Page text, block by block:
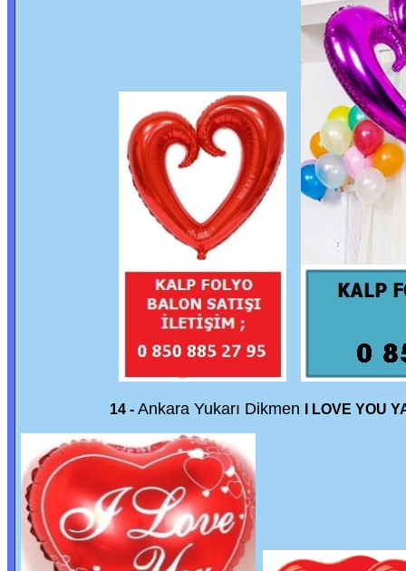
14 - Ankara Yukarı Dikmen I LOVE YOU